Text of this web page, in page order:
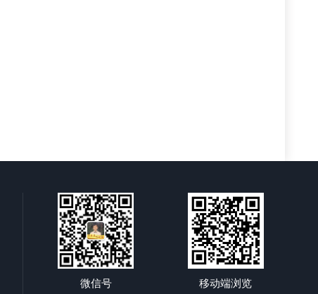
微信号 移动端浏览